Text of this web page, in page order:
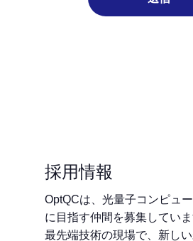
採用情報
OptQCは、光量子コンピュ
に目指す仲間を募集していま
最先端技術の現場で、新し